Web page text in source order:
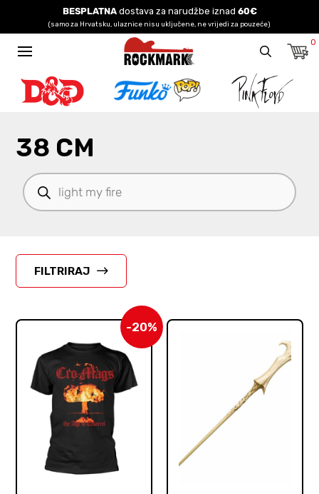
BESPLATNAdostava za narudžbe iznad 60€
(samo za Hrvatsku, ulaznice nisu uključene, ne vrijedi za pouzeće)
0
38 CM
Products
search
FILTRIRAJ
-20%